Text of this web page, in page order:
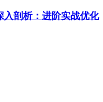
剖析：进阶实战优化